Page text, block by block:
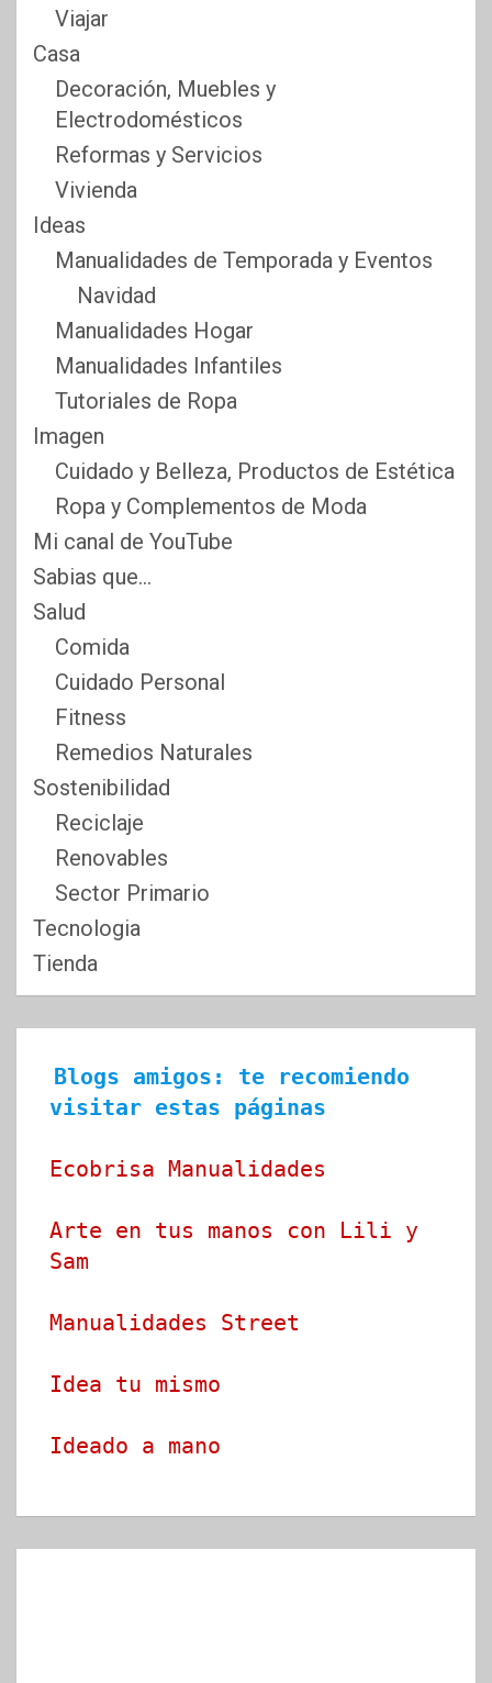
Viajar
Casa
Decoración, Muebles y
Electrodomésticos
Reformas y Servicios
Vivienda
Ideas
Manualidades de Temporada y Eventos
Navidad
Manualidades Hogar
Manualidades Infantiles
Tutoriales de Ropa
Imagen
Cuidado y Belleza, Productos de Estética
Ropa y Complementos de Moda
Mi canal de YouTube
Sabias que…
Salud
Comida
Cuidado Personal
Fitness
Remedios Naturales
Sostenibilidad
Reciclaje
Renovables
Sector Primario
Tecnologia
Tienda
Blogs amigos: te recomiendo
visitar estas páginas
Ecobrisa Manualidades
Arte en tus manos con Lili y
Sam
Manualidades Street
Idea tu mismo
Ideado a mano